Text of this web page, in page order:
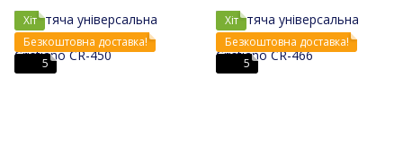
Хіт
Безкоштовна доставка!
5
Хіт
Безкоштовна доставка!
5